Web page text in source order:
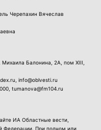
Черепахин Вячеслав
Михаила Балонина, 2А, пом XIII,
info@oblvesti.ru
, tumanova@fm104.ru
ИА Областные вести,
Федерации. При полном или